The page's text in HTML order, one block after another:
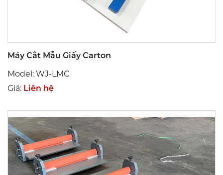
Máy Cắt Mẫu Giấy Carton
Model: WJ-LMC
Giá: Liên hệ